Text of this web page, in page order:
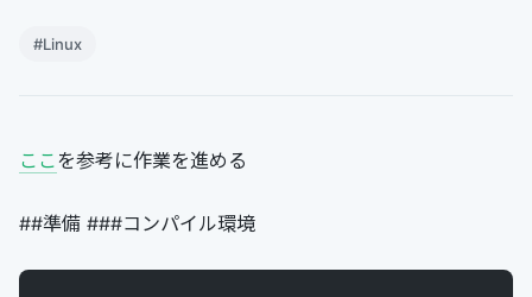
#Linux
ここを参考に作業を進める
##準備 ###コンパイル環境